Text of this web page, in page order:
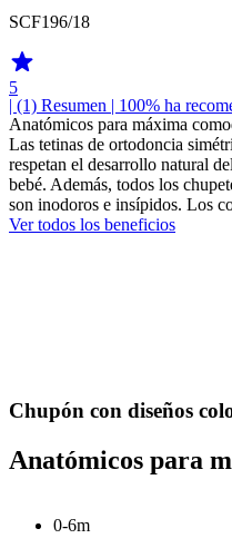
SCF196/18
5
| (1) Resumen | 100% ha
Anatómicos para máxima
Las tetinas de ortodoncia
respetan el desarrollo natural
bebé. Además, todos los
son inodoros e insípidos. Los
Ver todos los beneficios
Chupón con diseños
Anatómicos para
0-6m